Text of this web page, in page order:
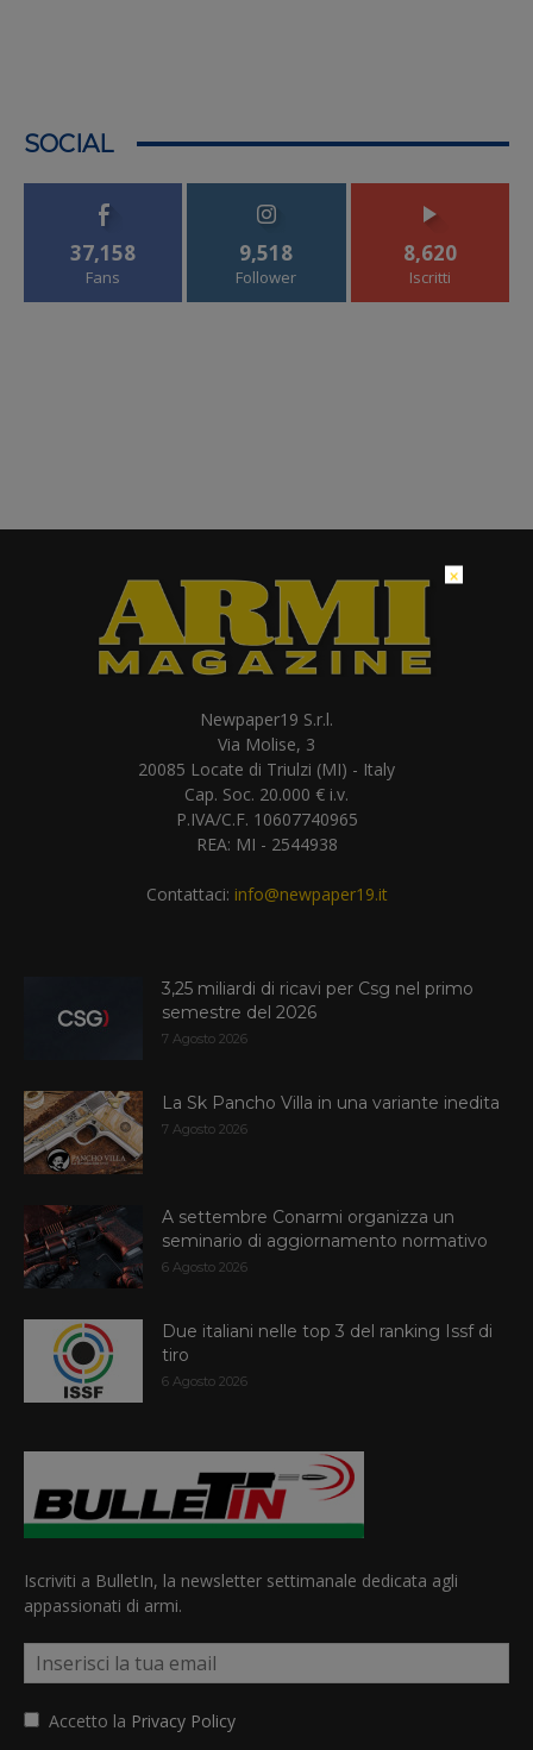
SOCIAL
37,158
Fans
9,518
Follower
8,620
Iscritti
Newpaper19 S.r.l.
Via Molise, 3
20085 Locate di Triulzi (MI) - Italy
Cap. Soc. 20.000 € i.v.
P.IVA/C.F. 10607740965
REA: MI - 2544938
Contattaci: info@newpaper19.it
3,25 miliardi di ricavi per Csg nel primo
semestre del 2026
7 Agosto 2026
La Sk Pancho Villa in una variante inedita
7 Agosto 2026
A settembre Conarmi organizza un
seminario di aggiornamento normativo
6 Agosto 2026
Due italiani nelle top 3 del ranking Issf di
tiro
6 Agosto 2026
Iscriviti a BulletIn, la newsletter settimanale dedicata agli
appassionati di armi.
Accetto la Privacy Policy
×